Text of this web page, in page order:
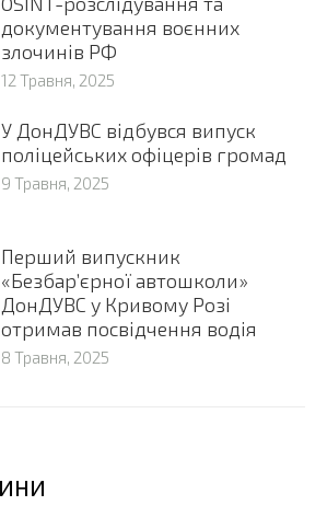
документування воєнних
злочинів РФ
12 Травня, 2025
У ДонДУВС відбувся випуск
поліцейських офіцерів громад
9 Травня, 2025
Перший випускник
«Безбар’єрної автошколи»
ДонДУВС у Кривому Розі
отримав посвідчення водія
8 Травня, 2025